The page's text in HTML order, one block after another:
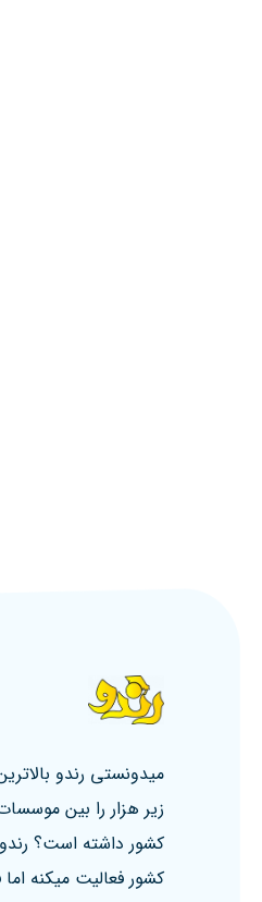
میدونستی رندو
زیر هزار را بین
کشور داشته است؟
کشور فعالیت میکنه